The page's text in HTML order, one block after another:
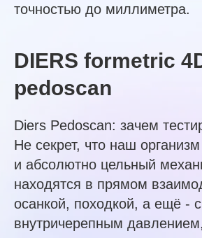
точностью до миллиметра.
DIERS formetric
pedoscan
Diers Pedoscan: зачем
Не секрет, что наш
и абсолютно цельный
находятся в прямом
осанкой, походкой, а ещё - с
внутричерепным